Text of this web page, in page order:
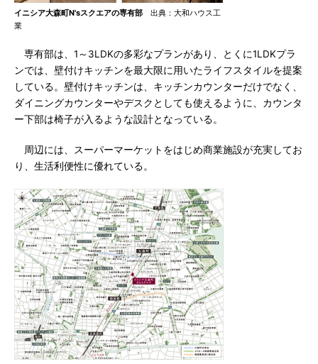
イニシア大森町N'sスクエアの専有部 出典：大和ハウス工
業
専有部は、1～3LDKの多彩なプランがあり、とくに1LDKプラ
ンでは、壁付けキッチンを最大限に用いたライフスタイルを提案
している。壁付けキッチンは、キッチンカウンターだけでなく、
ダイニングカウンターやデスクとしても使えるように、カウンタ
ー下部は椅子が入るような設計となっている。
周辺には、スーパーマーケットをはじめ商業施設が充実してお
り、生活利便性に優れている。